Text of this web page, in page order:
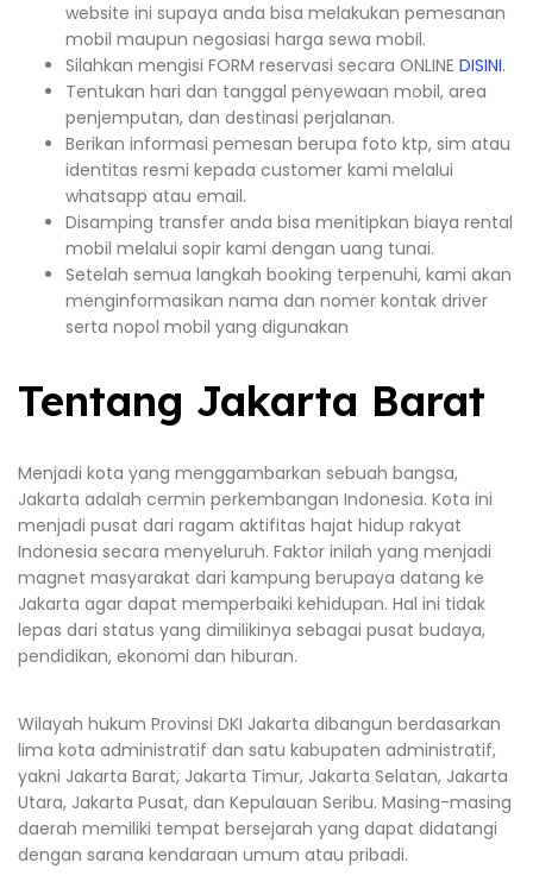
website ini supaya anda bisa melakukan pemesanan
mobil maupun negosiasi harga sewa mobil.
Silahkan mengisi FORM reservasi secara ONLINE DISINI.
Tentukan hari dan tanggal penyewaan mobil, area
penjemputan, dan destinasi perjalanan.
Berikan informasi pemesan berupa foto ktp, sim atau
identitas resmi kepada customer kami melalui
whatsapp atau email.
Disamping transfer anda bisa menitipkan biaya rental
mobil melalui sopir kami dengan uang tunai.
Setelah semua langkah booking terpenuhi, kami akan
menginformasikan nama dan nomer kontak driver
serta nopol mobil yang digunakan
Tentang Jakarta Barat
Menjadi kota yang menggambarkan sebuah bangsa,
Jakarta adalah cermin perkembangan Indonesia. Kota ini
menjadi pusat dari ragam aktifitas hajat hidup rakyat
Indonesia secara menyeluruh. Faktor inilah yang menjadi
magnet masyarakat dari kampung berupaya datang ke
Jakarta agar dapat memperbaiki kehidupan. Hal ini tidak
lepas dari status yang dimilikinya sebagai pusat budaya,
pendidikan, ekonomi dan hiburan.
Wilayah hukum Provinsi DKI Jakarta dibangun berdasarkan
lima kota administratif dan satu kabupaten administratif,
yakni Jakarta Barat, Jakarta Timur, Jakarta Selatan, Jakarta
Utara, Jakarta Pusat, dan Kepulauan Seribu. Masing-masing
daerah memiliki tempat bersejarah yang dapat didatangi
dengan sarana kendaraan umum atau pribadi.